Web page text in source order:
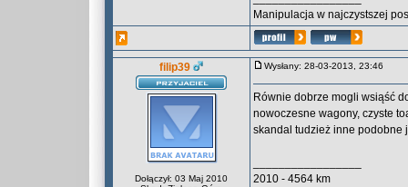
Manipulacja w najczystszej
filip39
Dołączył: 03 Maj 2010
Wysłany: 28-03-2013, 23:46
Równie dobrze mogli wsiąść
nowoczesne wagony, czyste
skandal tudzież inne podobne
2010 - 4564 km